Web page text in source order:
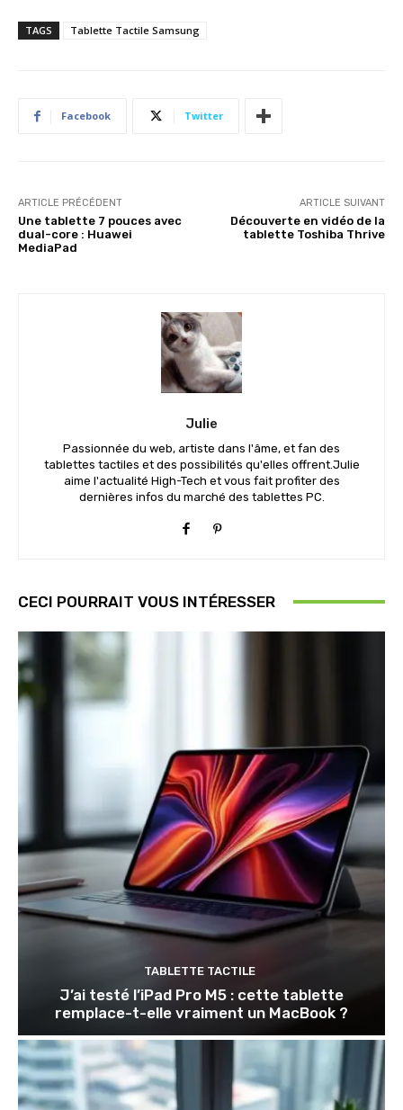
TAGS Tablette Tactile Samsung
Facebook Twitter
ARTICLE PRÉCÉDENT
Une tablette 7 pouces avec
dual-core : Huawei
MediaPad
ARTICLE SUIVANT
Découverte en vidéo de la
tablette Toshiba Thrive
Julie
Passionnée du web, artiste dans l'âme, et fan des
tablettes tactiles et des possibilités qu'elles offrent.Julie
aime l'actualité High-Tech et vous fait profiter des
dernières infos du marché des tablettes PC.
CECI POURRAIT VOUS INTÉRESSER
TABLETTE TACTILE
J’ai testé l’iPad Pro M5 : cette tablette
remplace-t-elle vraiment un MacBook ?